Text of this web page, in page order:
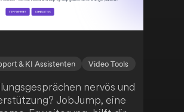
& KI Assistenten Video Tools
nervös und
JobJump, eine